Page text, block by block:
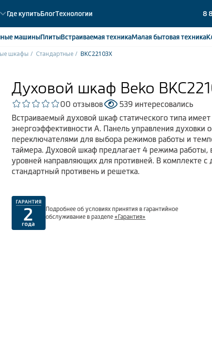
Где купитьБлогТехнологии 8
машиныПлитыВстраиваемаятехникаМалая бытоваятехника
шкафы Стандартные BKC22103X
Духовой шкаф Beko
00 отзывов
539 интересовались
Встраиваемый духовой шкаф статического типа
энергоэффективности А. Панель управления духовки
переключателями для выбора режимов работы и
таймера. Духовой шкаф предлагает 4 режима работы,
уровней направляющих для противней. В комплекте с
стандартный противень и решетка.
Подробнее об условиях принятия в гарантийное
обслуживание в разделе «Гарантия»